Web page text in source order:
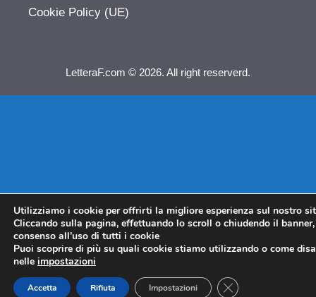
Cookie Policy (UE)
LetteraF.com © 2026. All right reserverd.
Utilizziamo i cookie per offrirti la migliore esperienza sul nostro
Cliccando sulla pagina, effettuando lo scroll o chiudendo il
consenso all’uso di tutti i cookie
Puoi scoprire di più su quali cookie stiamo utilizzando o come
nelle impostazioni
Accetta Rifiuta Impostazioni CLOSE GDPR